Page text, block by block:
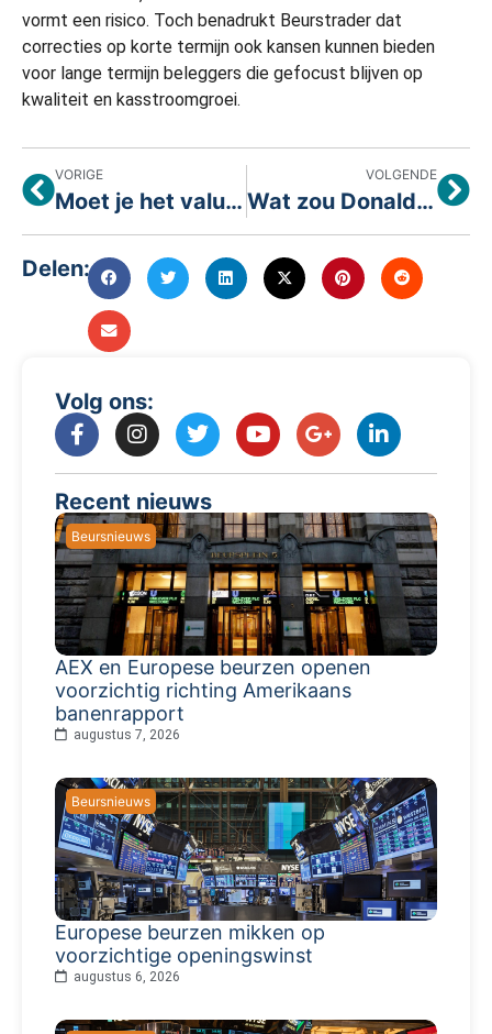
vormt een risico. Toch benadrukt Beurstrader dat
correcties op korte termijn ook kansen kunnen bieden
voor lange termijn beleggers die gefocust blijven op
kwaliteit en kasstroomgroei.
VORIGE
Moet je het valutarisico afdekken bij beleggen in de VS?
VOLGENDE
Wat zou Donald Trump kopen als belegger?
Delen:
Volg ons:
Recent nieuws
Beursnieuws
AEX en Europese beurzen openen
voorzichtig richting Amerikaans
banenrapport
augustus 7, 2026
Beursnieuws
Europese beurzen mikken op
voorzichtige openingswinst
augustus 6, 2026